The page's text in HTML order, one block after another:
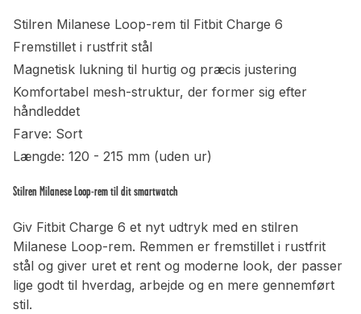
Stilren Milanese Loop-rem til Fitbit Charge 6
Fremstillet i rustfrit stål
Magnetisk lukning til hurtig og præcis justering
Komfortabel mesh-struktur, der former sig efter
håndleddet
Farve: Sort
Længde: 120 - 215 mm (uden ur)
Stilren Milanese Loop-rem til dit smartwatch
Giv Fitbit Charge 6 et nyt udtryk med en stilren
Milanese Loop-rem. Remmen er fremstillet i rustfrit
stål og giver uret et rent og moderne look, der passer
lige godt til hverdag, arbejde og en mere gennemført
stil.